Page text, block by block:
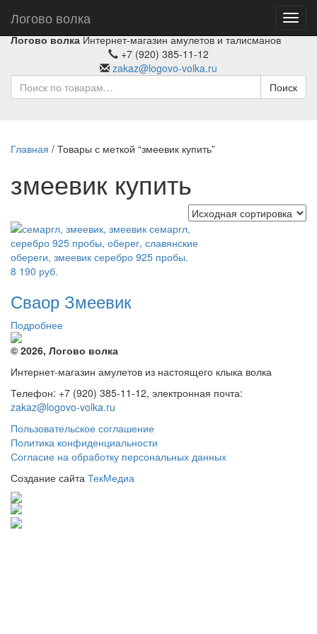
Логово волка
Логово волка Интернет-магазин амулетов и талисманов
+7 (920) 385-11-12
zakaz@logovo-volka.ru
Поиск
Главная / Товары с меткой “змеевик купить”
змеевик купить
8 190 руб.
Сваор Змеевик
Подробнее
© 2026, Логово волка
Интернет-магазин амулетов из настоящего клыка волка
Телефон: +7 (920) 385-11-12, электронная почта:
zakaz@logovo-volka.ru
Пользовательское соглашение
Политика конфиденциальности
Согласие на обработку персональных данных
Создание сайта ТекМедиа